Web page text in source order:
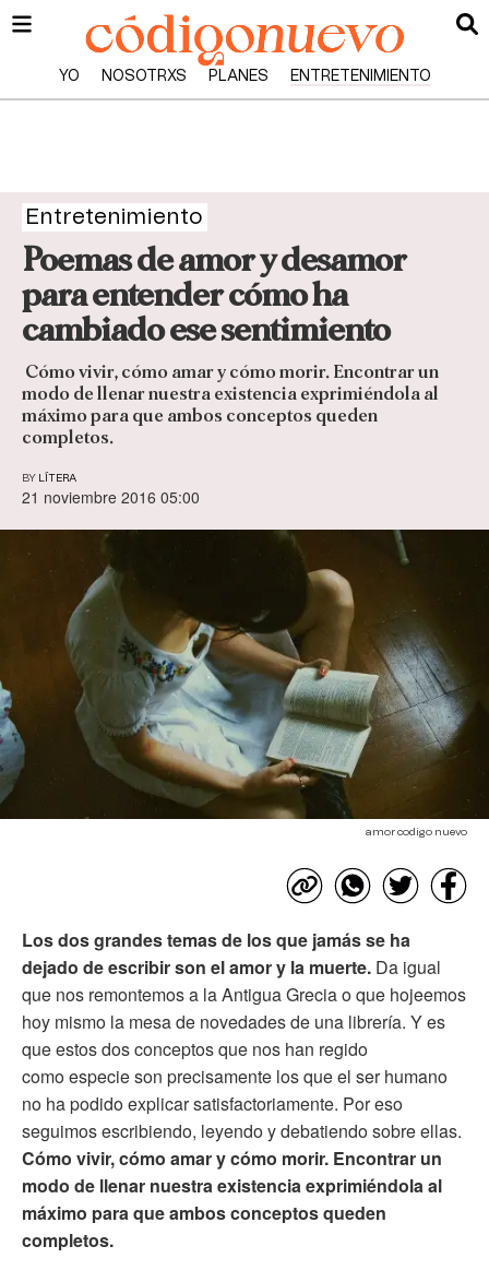
YO NOSOTRXS PLANES ENTRETENIMIENTO
Entretenimiento
Poemas de amor y desamor
para entender cómo ha
cambiado ese sentimiento
Cómo vivir, cómo amar y cómo morir. Encontrar un
modo de llenar nuestra existencia exprimiéndola al
máximo para que ambos conceptos queden
completos.
BY LÍTERA
21 noviembre 2016 05:00
amor codigo nuevo
Los dos grandes temas de los que jamás se ha
dejado de escribir son el amor y la muerte. Da igual
que nos remontemos a la Antigua Grecia o que hojeemos
hoy mismo la mesa de novedades de una librería. Y es
que estos dos conceptos que nos han regido
como especie son precisamente los que el ser humano
no ha podido explicar satisfactoriamente. Por eso
seguimos escribiendo, leyendo y debatiendo sobre ellas.
Cómo vivir, cómo amar y cómo morir. Encontrar un
modo de llenar nuestra existencia exprimiéndola al
máximo para que ambos conceptos queden
completos.